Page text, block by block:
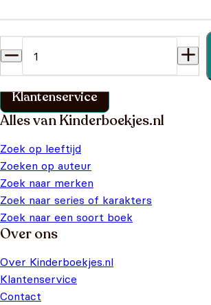
Vind binnen no-time antwoord op je
klantenservice pagina.
Klantenservice
Alles van Kinderboekjes.nl
Zoek op leeftijd
Zoeken op auteur
Zoek naar merken
Zoek naar series of karakters
Zoek naar een soort boek
Over ons
Over Kinderboekjes.nl
Klantenservice
Contact